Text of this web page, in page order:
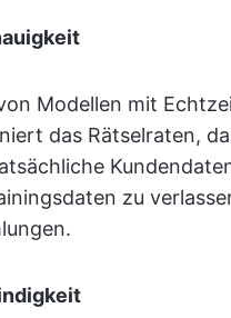
Modellen mit
das Rätselraten,
zu